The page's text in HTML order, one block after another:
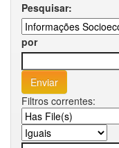
Pesquisar:
por
Filtros correntes: